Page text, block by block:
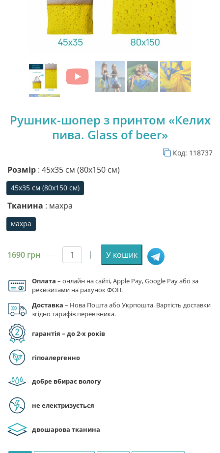
Рушник-шопер з принтом «Келих
пива. Glass of beer»
Код: 118737
Розмір : 45х35 см (80х150 см)
45х35 см (80х150 см)
45х35 см (80х150 см)
Тканина : махра
махра
махра
1690 грн
Рушник-
з
принтом
«Келих
пива.
of
кількість
У кошик
Оплата – онлайн на сайті, Apple Pay, Google Pay або за
реквізитами на рахунок ФОП.
Доставка – Нова Пошта або Укрпошта. Вартість доставки
згідно тарифів перевізника.
гарантія – до 2-х років
гіпоалергенно
добре вбирає вологу
не електризується
двошарова тканина